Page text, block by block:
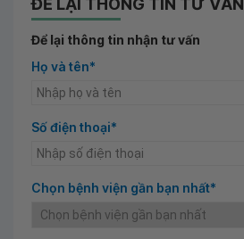
ĐỂ LẠI THÔNG TIN TƯ VẤN
Để lại thông tin nhận tư vấn
Họ và tên*
Số điện thoại*
Chọn bệnh viện gần bạn nhất*